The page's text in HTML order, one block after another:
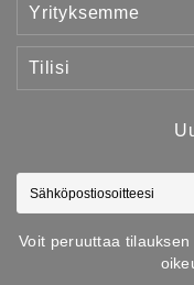
Yrityksemme
Tilisi
Voit peruuttaa